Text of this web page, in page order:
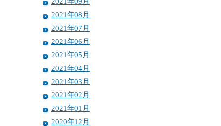
2021年08月
2021年07月
2021年06月
2021年05月
2021年04月
2021年03月
2021年02月
2021年01月
2020年12月